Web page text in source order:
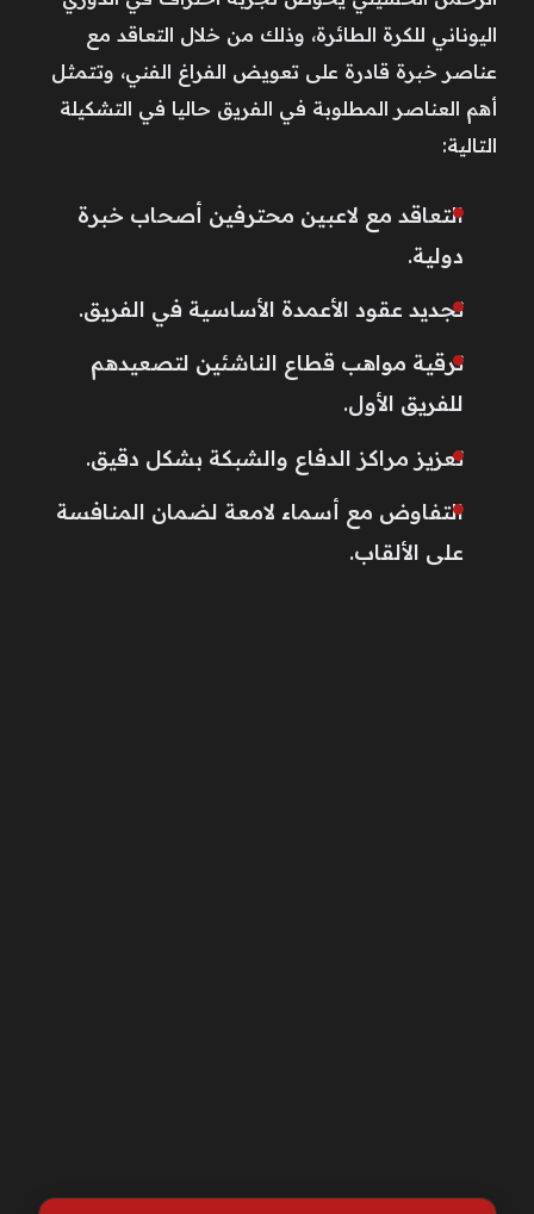
اليوناني للكرة الطائرة، وذلك من خلال التعاقد مع
عناصر خبرة قادرة على تعويض الفراغ الفني، وتتمثل
أهم العناصر المطلوبة في الفريق حاليا في التشكيلة
التالية:
التعاقد مع لاعبين محترفين أصحاب خبرة
دولية.
تجديد عقود الأعمدة الأساسية في الفريق.
ترقية مواهب قطاع الناشئين لتصعيدهم
للفريق الأول.
تعزيز مراكز الدفاع والشبكة بشكل دقيق.
التفاوض مع أسماء لامعة لضمان المنافسة
على الألقاب.